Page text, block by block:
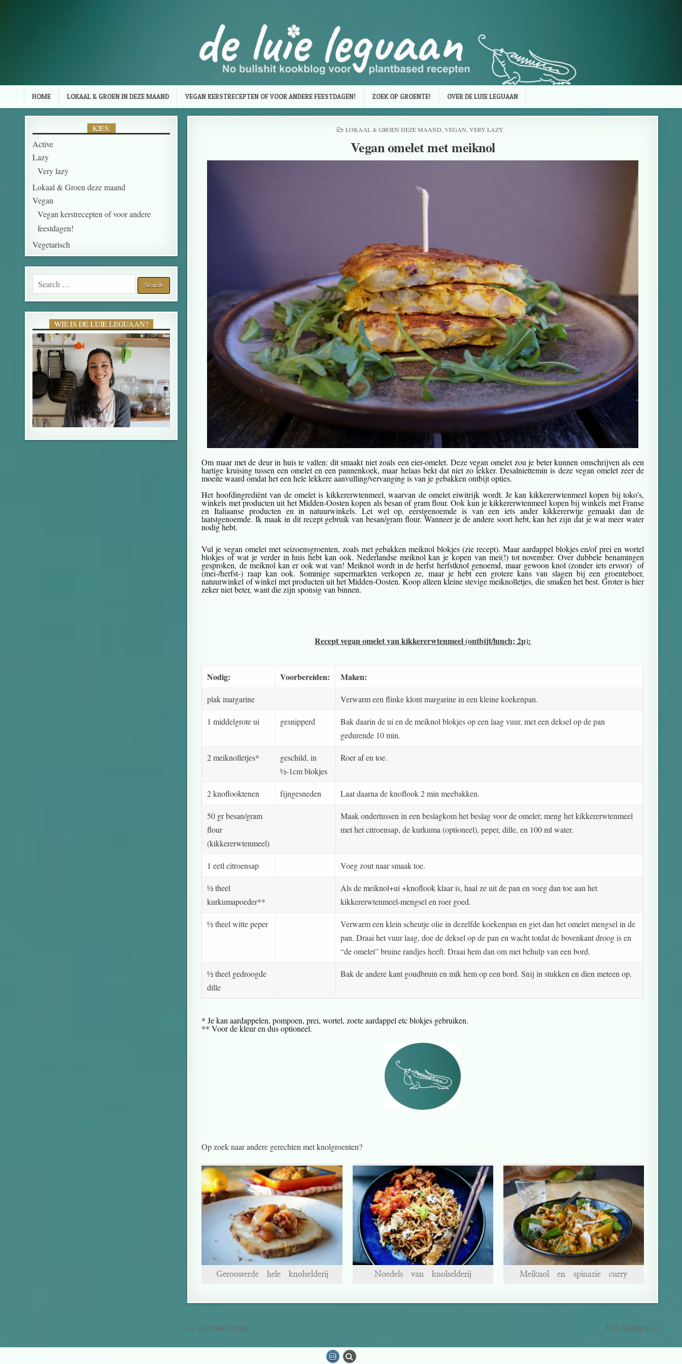
HOME LOKAAL & GROEN IN DEZE MAAND VEGAN KERSTRECEPTEN OF VOOR ANDERE FEESTDAGEN! ZOEK OP GROENTE! OVER DE LUIE LEGUAAN
LOKAAL & GROEN DEZE MAAND ,VEGAN ,VERY LAZY
Vegan omelet met meiknol
Om maar met de deur in huis te vallen: dit smaakt niet zoals een eier-omelet. Deze vegan omelet zou je beter kunnen omschrijven als een
hartige kruising tussen een omelet en een pannenkoek, maar helaas bekt dat niet zo lekker. Desalniettemin is deze vegan omelet zeer de
moeite waard omdat het een hele lekkere aanvulling/vervanging is van je gebakken ontbijt opties.
Het hoofdingrediënt van de omelet is kikkererwtenmeel, waarvan de omelet eiwitrijk wordt. Je kan kikkererwtenmeel kopen bij toko’s,
winkels met producten uit het Midden-Oosten kopen als besan of gram flour. Ook kun je kikkererwtenmeel kopen bij winkels met Franse
en Italiaanse producten en in natuurwinkels. Let wel op, eerstgenoemde is van een iets ander kikkererwtje gemaakt dan de
laatstgenoemde. Ik maak in dit recept gebruik van besan/gram flour. Wanneer je de andere soort hebt, kan het zijn dat je wat meer water
nodig hebt.
Vul je vegan omelet met seizoensgroenten, zoals met gebakken meiknol blokjes (zie recept). Maar aardappel blokjes en/of prei en wortel
blokjes of wat je verder in huis hebt kan ook. Nederlandse meiknol kan je kopen van mei(!) tot november. Over dubbele benamingen
gesproken, de meiknol kan er ook wat van! Meiknol wordt in de herfst herfstknol genoemd, maar gewoon knol (zonder iets ervoor) of
(mei-/herfst-) raap kan ook. Sommige supermarkten verkopen ze, maar je hebt een grotere kans van slagen bij een groenteboer,
natuurwinkel of winkel met producten uit het Midden-Oosten. Koop alleen kleine stevige meiknolletjes, die smaken het best. Groter is hier
zeker niet beter, want die zijn sponsig van binnen.
Recept vegan omelet van kikkererwtenmeel (ontbijt/lunch; 2p):
Nodig: Voorbereiden: Maken:
plak margarine Verwarm een flinke klont margarine in een kleine koekenpan.
1 middelgrote ui gesnipperd
Bak daarin de ui en de meiknol blokjes op een laag vuur, met een deksel op de pan
gedurende 10 min.
2 meiknolletjes*
geschild, in
½-1cm blokjes
Roer af en toe.
2 knoflooktenen fijngesneden Laat daarna de knoflook 2 min meebakken.
50 gr besan/gram
flour
(kikkererwtenmeel)
Maak ondertussen in een beslagkom het beslag voor de omelet; meng het kikkererwtenmeel
met het citroensap, de kurkuma (optioneel), peper, dille, en 100 ml water.
1 eetl citroensap Voeg zout naar smaak toe.
½ theel
kurkumapoeder**
Als de meiknol+ui +knoflook klaar is, haal ze uit de pan en voeg dan toe aan het
kikkererwtenmeel-mengsel en roer goed.
½ theel witte peper
Verwarm een klein scheutje olie in dezelfde koekenpan en giet dan het omelet mengsel in de
pan. Draai het vuur laag, doe de deksel op de pan en wacht totdat de bovenkant droog is en
“de omelet” bruine randjes heeft. Draai hem dan om met behulp van een bord.
½ theel gedroogde
dille
Bak de andere kant goudbruin en mik hem op een bord. Snij in stukken en dien meteen op.
* Je kan aardappelen, pompoen, prei, wortel, zoete aardappel etc blokjes gebruiken.
** Voor de kleur en dus optioneel.
Op zoek naar andere gerechten met knolgroenten?
Geroosterde hele knolselderij Noedels van knolselderij Meiknol en spinazie curry
← Zoetzure venkel Tofu balletjes →
KIES:
Active
Lazy
Very lazy
Lokaal & Groen deze maand
Vegan
Vegan kerstrecepten of voor andere
feestdagen!
Vegetarisch
WIE IS DE LUIE LEGUAAN?